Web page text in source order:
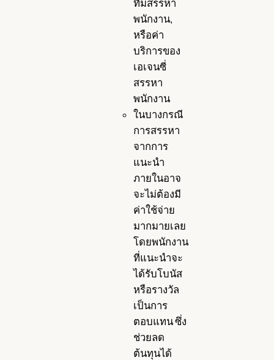
ทีมสรรหา
พนักงาน,
หรือค่า
บริการของ
เอเจนซี่
สรรหา
พนักงาน
ในบางกรณี
การสรรหา
จากการ
แนะนำ
ภายในอาจ
จะไม่ต้องมี
ค่าใช้จ่าย
มากมายเลย
โดยพนักงาน
ที่แนะนำจะ
ได้รับโบนัส
หรือรางวัล
เป็นการ
ตอบแทน ซึ่ง
ช่วยลด
ต้นทุนได้